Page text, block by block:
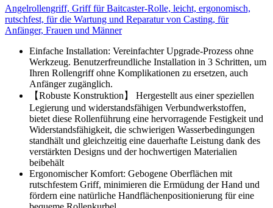
Angelrollengriff, Griff für Baitcaster-Rolle, leicht, ergonomisch,
rutschfest, für die Wartung und Reparatur von Casting, für
Anfänger, Frauen und Männer
Einfache Installation: Vereinfachter Upgrade-Prozess ohne
Werkzeug. Benutzerfreundliche Installation in 3 Schritten, um
Ihren Rollengriff ohne Komplikationen zu ersetzen, auch
Anfänger zugänglich.
【Robuste Konstruktion】 Hergestellt aus einer speziellen
Legierung und widerstandsfähigen Verbundwerkstoffen,
bietet diese Rollenführung eine hervorragende Festigkeit und
Widerstandsfähigkeit, die schwierigen Wasserbedingungen
standhält und gleichzeitig eine dauerhafte Leistung dank des
verstärkten Designs und der hochwertigen Materialien
beibehält
Ergonomischer Komfort: Gebogene Oberflächen mit
rutschfestem Griff, minimieren die Ermüdung der Hand und
fördern eine natürliche Handflächenpositionierung für eine